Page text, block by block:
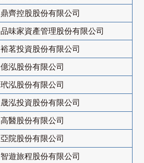
鼎齊控股股份有限公司
品味家資產管理股份有限公司
裕茗投資股份有限公司
億泓股份有限公司
玳泓股份有限公司
晟泓投資股份有限公司
高醫股份有限公司
亞院股份有限公司
智遊旅程股份有限公司